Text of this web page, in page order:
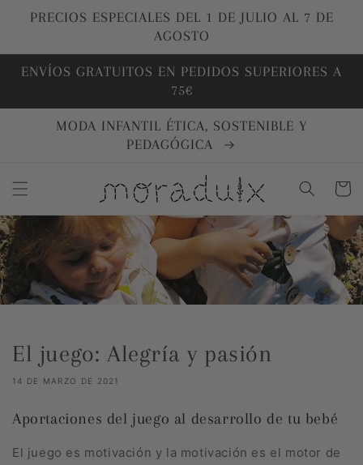
directamente
PRECIOS ESPECIALES DEL 1 DE JULIO AL 7 DE
AGOSTO
ENVÍOS GRATUITOS EN PEDIDOS SUPERIORES A
75€
MODA INFANTIL ÉTICA, SOSTENIBLE Y
PEDAGÓGICA
Carrito
El juego: Alegría y pasión
14 DE MARZO DE 2021
Aportaciones del juego al desarrollo de tu bebé
El juego es motivación y la motivación es el motor de